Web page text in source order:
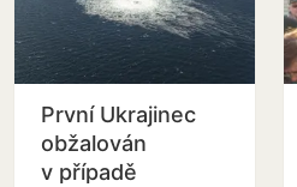
První Ukrajinec
obžalován
v případě